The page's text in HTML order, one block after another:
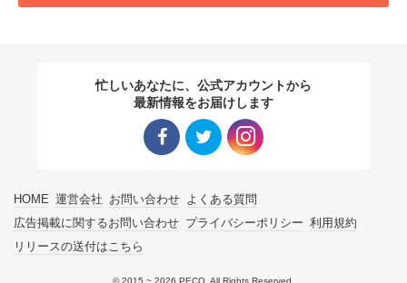
忙しいあなたに、公式アカウントから
最新情報をお届けします
HOME 運営会社 お問い合わせ よくある質問
広告掲載に関するお問い合わせ プライバシーポリシー 利用規約
リリースの送付はこちら
© 2015 ~ 2026 PECO. All Rights Reserved.